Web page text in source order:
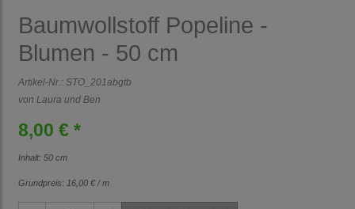
Baumwollstoff Popeline -
Blumen - 50 cm
Artikel-Nr.: STO_201abgtb
von Laura und Ben
8,00 € *
Inhalt: 50 cm
Grundpreis: 16,00 € / m